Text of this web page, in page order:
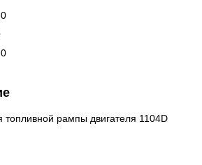
топливной рампы двигателя 1104D